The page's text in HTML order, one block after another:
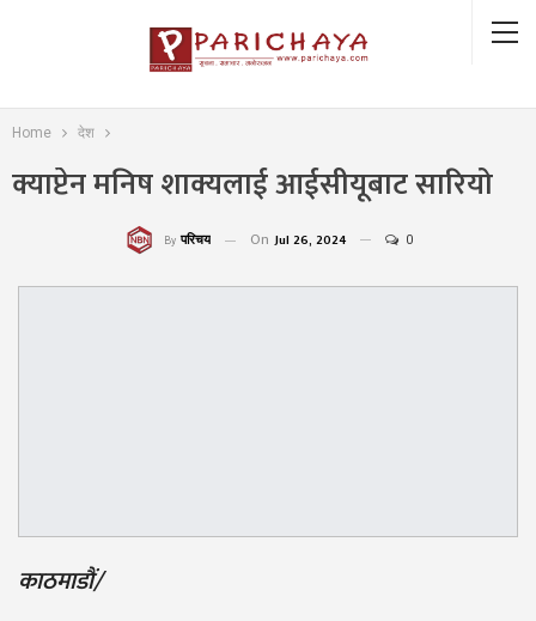
Home देश
क्याप्टेन मनिष शाक्यलाई आईसीयूबाट सारियो
By परिचय On Jul 26, 2024 0
काठमाडौं/